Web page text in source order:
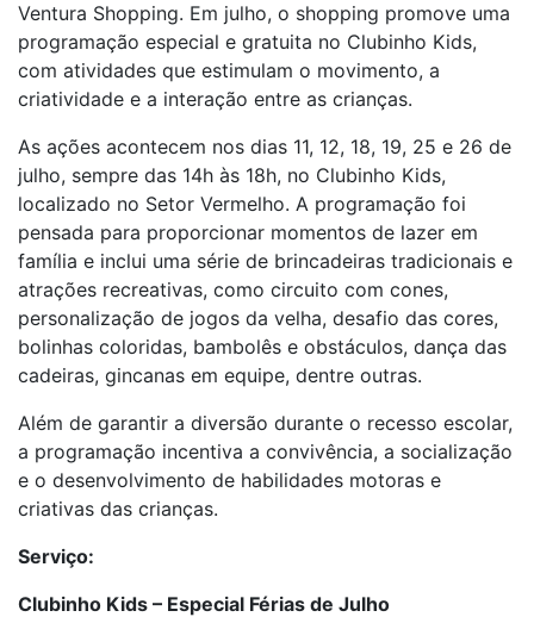
Ventura Shopping. Em julho, o shopping promove uma
programação especial e gratuita no Clubinho Kids,
com atividades que estimulam o movimento, a
criatividade e a interação entre as crianças.
As ações acontecem nos dias 11, 12, 18, 19, 25 e 26 de
julho, sempre das 14h às 18h, no Clubinho Kids,
localizado no Setor Vermelho. A programação foi
pensada para proporcionar momentos de lazer em
família e inclui uma série de brincadeiras tradicionais e
atrações recreativas, como circuito com cones,
personalização de jogos da velha, desafio das cores,
bolinhas coloridas, bambolês e obstáculos, dança das
cadeiras, gincanas em equipe, dentre outras.
Além de garantir a diversão durante o recesso escolar,
a programação incentiva a convivência, a socialização
e o desenvolvimento de habilidades motoras e
criativas das crianças.
Serviço:
Clubinho Kids – Especial Férias de Julho